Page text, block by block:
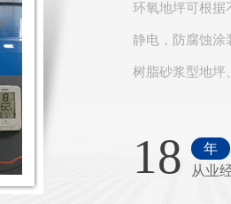
环氧地坪可根据
静电，防腐蚀涂
树脂砂浆型地坪
18
年
从业